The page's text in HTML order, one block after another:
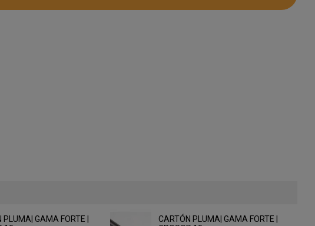
PLUMA| GAMA FORTE |
CARTÓN PLUMA| GAMA FORTE |